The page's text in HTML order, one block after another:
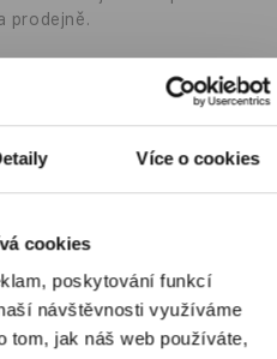
Více o cookies
cookies
poskytování funkcí
návštěvnosti využíváme
tom, jak náš web používáte,
prodejně.